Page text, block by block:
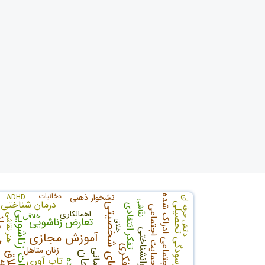
آموزش مجازی
تعارض زناشویی
تاب آوري
درمان شناختی فرسودگی تحصیلیحمایت اجتماعیتفکر انتقادی
زنان متاهل
اهمالکاری
نشخوار ذهنی ADHD
هنر نقاشی خلاق
نقّاشی خلاقی
دخانیات دانش حرفه ای